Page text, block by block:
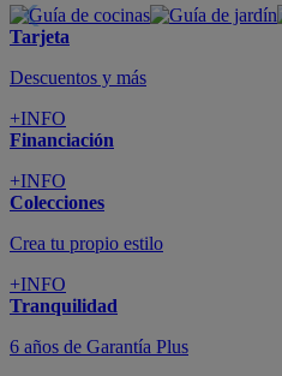
Tarjeta
Descuentos y más
+INFO
Financiación
+INFO
Colecciones
Crea tu propio estilo
+INFO
Tranquilidad
6 años de Garantía Plus